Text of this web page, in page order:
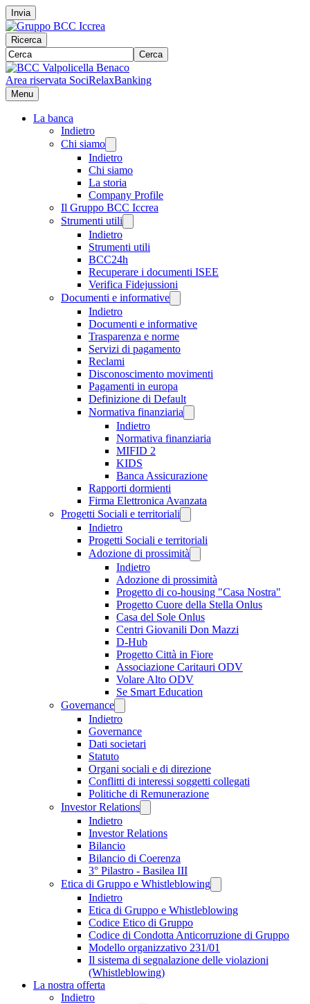
Invia
Ricerca
Cerca
Area riservata SociRelaxBanking
Menu
La banca
Indietro
Chi siamo
Indietro
Chi siamo
La storia
Company Profile
Il Gruppo BCC Iccrea
Strumenti utili
Indietro
Strumenti utili
BCC24h
Recuperare i documenti ISEE
Verifica Fidejussioni
Documenti e informative
Indietro
Documenti e informative
Trasparenza e norme
Servizi di pagamento
Reclami
Disconoscimento movimenti
Pagamenti in europa
Definizione di Default
Normativa finanziaria
Indietro
Normativa finanziaria
MIFID 2
KIDS
Banca Assicurazione
Rapporti dormienti
Firma Elettronica Avanzata
Progetti Sociali e territoriali
Indietro
Progetti Sociali e territoriali
Adozione di prossimità
Indietro
Adozione di prossimità
Progetto di co-housing "Casa Nostra"
Progetto Cuore della Stella Onlus
Casa del Sole Onlus
Centri Giovanili Don Mazzi
D-Hub
Progetto Città in Fiore
Associazione Caritauri ODV
Volare Alto ODV
Se Smart Education
Governance
Indietro
Governance
Dati societari
Statuto
Organi sociali e di direzione
Conflitti di interessi soggetti collegati
Politiche di Remunerazione
Investor Relations
Indietro
Investor Relations
Bilancio
Bilancio di Coerenza
3° Pilastro - Basilea III
Etica di Gruppo e Whistleblowing
Indietro
Etica di Gruppo e Whistleblowing
Codice Etico di Gruppo
Codice di Condotta Anticorruzione di Gruppo
Modello organizzativo 231/01
Il sistema di segnalazione delle violazioni
(Whistleblowing)
La nostra offerta
Indietro